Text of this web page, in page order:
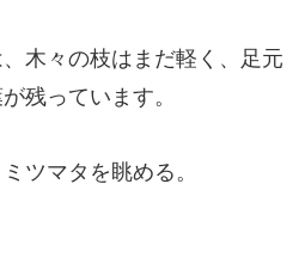
木々の枝はまだ軽く、足元
残っています。
ツマタを眺める。